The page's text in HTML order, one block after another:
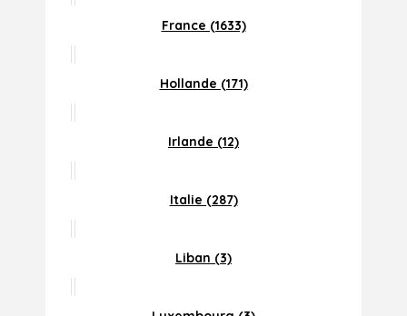
France (1633)
Hollande (171)
Irlande (12)
Italie (287)
Liban (3)